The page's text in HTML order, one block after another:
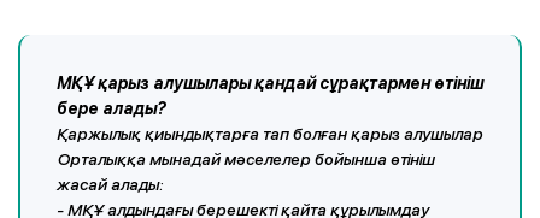
МҚҰ қарыз алушылары қандай сұрақтармен өтініш
бере алады?
Қаржылық қиындықтарға тап болған қарыз алушылар
Орталыққа мынадай мәселелер бойынша өтініш
жасай алады:
- МҚҰ алдындағы берешекті қайта құрылымдау